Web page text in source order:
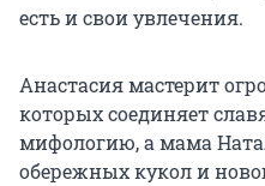
есть и свои увлечения.
Анастасия мастерит
которых соединяет
мифологию, а мама
обережных кукол и